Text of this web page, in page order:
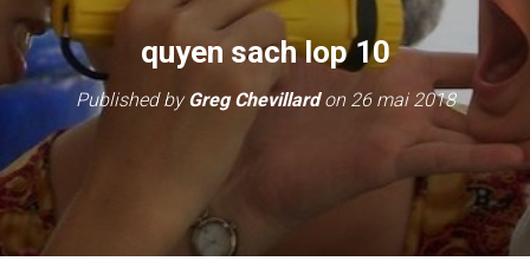
quyen sach lop 10
Published byGreg Chevillardon 26 mai 2018